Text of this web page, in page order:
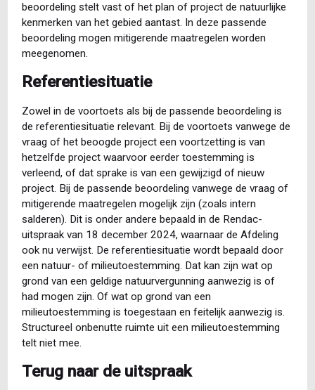
beoordeling stelt vast of het plan of project de natuurlijke
kenmerken van het gebied aantast. In deze passende
beoordeling mogen mitigerende maatregelen worden
meegenomen.
Referentiesituatie
Zowel in de voortoets als bij de passende beoordeling is
de referentiesituatie relevant. Bij de voortoets vanwege de
vraag of het beoogde project een voortzetting is van
hetzelfde project waarvoor eerder toestemming is
verleend, of dat sprake is van een gewijzigd of nieuw
project. Bij de passende beoordeling vanwege de vraag of
mitigerende maatregelen mogelijk zijn (zoals intern
salderen). Dit is onder andere bepaald in de Rendac-
uitspraak van 18 december 2024, waarnaar de Afdeling
ook nu verwijst. De referentiesituatie wordt bepaald door
een natuur- of milieutoestemming. Dat kan zijn wat op
grond van een geldige natuurvergunning aanwezig is of
had mogen zijn. Of wat op grond van een
milieutoestemming is toegestaan en feitelijk aanwezig is.
Structureel onbenutte ruimte uit een milieutoestemming
telt niet mee.
Terug naar de uitspraak